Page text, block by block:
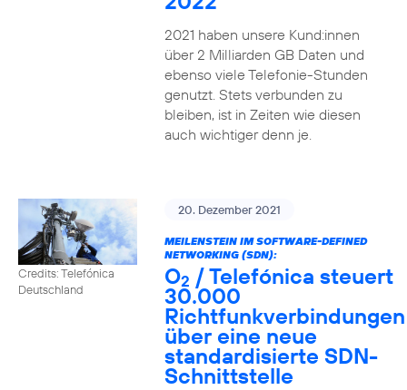
2021 haben unsere Kund:innen
über 2 Milliarden GB Daten und
ebenso viele Telefonie-Stunden
genutzt. Stets verbunden zu
bleiben, ist in Zeiten wie diesen
auch wichtiger denn je.
Credits: Telefónica
Deutschland
20. Dezember 2021
MEILENSTEIN IM SOFTWARE-DEFINED
NETWORKING (SDN):
O2 / Telefónica steuert
30.000
Richtfunkverbindungen
über eine neue
standardisierte SDN-
Schnittstelle